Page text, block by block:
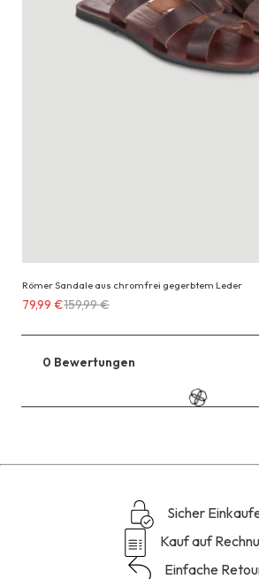
Römer Sandale aus chromfrei gegerbtem Leder
Erhältlich
79,99 €
anstatt
159,99 €
79,99 €159,99 €
0 Bewertungen
Sicher
Kauf auf
Einfache